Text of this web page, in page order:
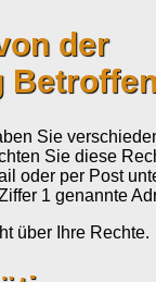
der
Sie
Sie diese
oder per Post
1 genannte
über Ihre Rechte.